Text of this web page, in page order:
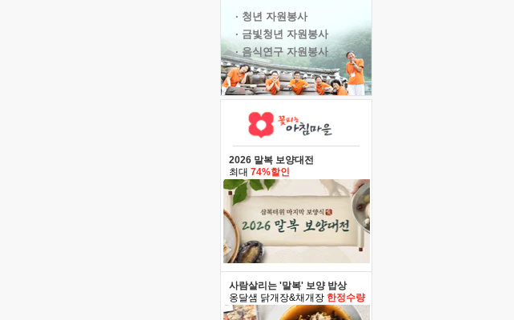
· 청년 자원봉사
· 금빛청년 자원봉사
· 음식연구 자원봉사
2026 말복 보양대전
최대 74%할인
사람살리는 '말복' 보양 밥상
옹달샘 닭개장&채개장 한정수량